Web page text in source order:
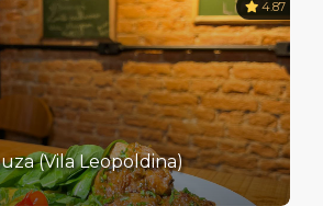
4.87
(Vila Leopoldina)